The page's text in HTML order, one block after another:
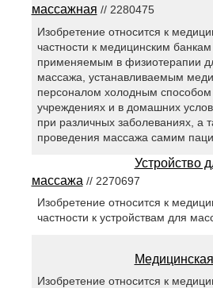
массажная // 2280475
Изобретение относится к
частности к медицинским банкам
применяемым в физиотерапии
массажа, устанавливаемым
персоналом холодным
учреждениях и в домашних
при различных заболеваниях, а
проведения массажа самим
Устройство
массажа // 2270697
Изобретение относится к
частности к устройствам для
Изобретение относится к